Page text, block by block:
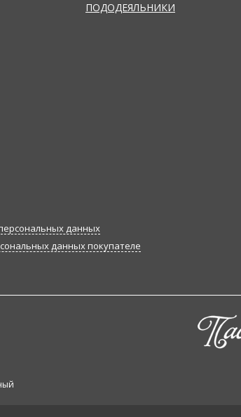
ПОДОДЕЯЛЬНИКИ
данных
данных покупателе